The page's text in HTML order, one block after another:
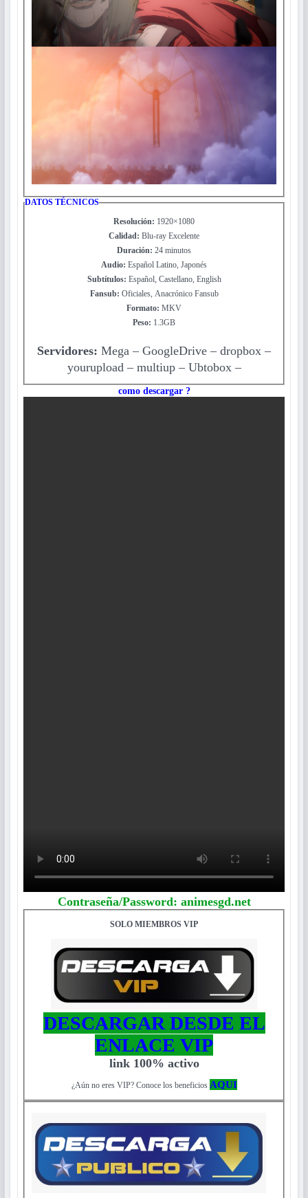
DATOS TÉCNICOS
Resolución: 1920×1080
Calidad: Blu-ray Excelente
Duración: 24 minutos
Audio: Español Latino, Japonés
Subtítulos: Español, Castellano, English
Fansub: Oficiales, Anacrónico Fansub
Formato: MKV
Peso: 1.3GB
Servidores: Mega – GoogleDrive – dropbox –
yourupload – multiup– Ubtobox –
como descargar ?
Contraseña/Password: animesgd.net
SOLO MIEMBROS VIP
DESCARGAR DESDE EL
ENLACE VIP
link 100% activo
¿Aún no eres VIP? Conoce los beneficios AQUI